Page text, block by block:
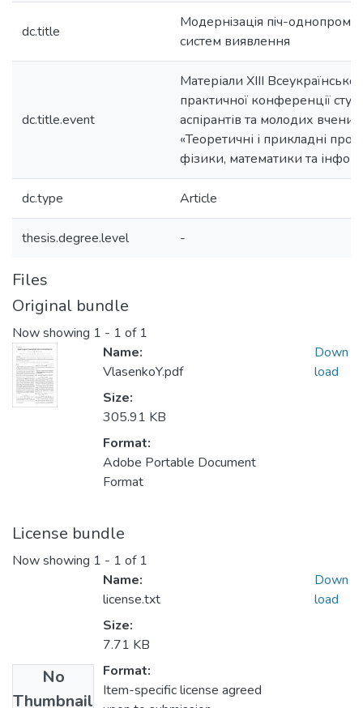
dc.title
Модернiзацiя пiч-
систем виявлення
dc.title.event
Матеріали XIII
практичної конференції
аспірантів та молодих вчених
«Теоретичні і прикладні
фізики, математики та
dc.type Article
thesis.degree.level -
Files
Original bundle
Now showing 1 - 1 of 1
Name:
VlasenkoY.pdf
Size:
305.91 KB
Format:
Adobe Portable Document
Format
Down
load
License bundle
Now showing 1 - 1 of 1
No
Thumbnail
Name:
license.txt
Size:
7.71 KB
Format:
Item-specific license agreed
Down
load